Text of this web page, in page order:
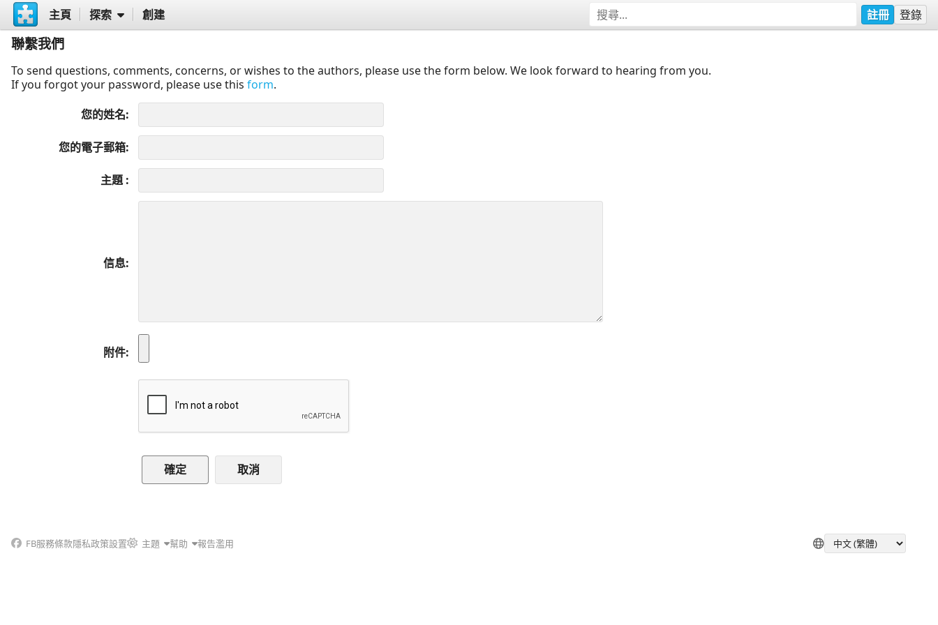
主頁 探索 創建 註冊 登錄
聯繫我們
To send questions, comments, concerns, or wishes to the authors, please use the form below. We look forward to hearing from you.
If you forgot your password, please use this form.
您的姓名
您的電子郵箱
主題
信息
附件
取消
FB服務條款隱私政策設置 主題 幫助 報告濫用